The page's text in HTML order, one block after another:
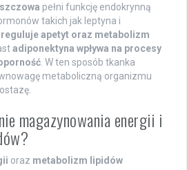
pełni funkcję endokrynną
takich jak leptyna i
reguluje apetyt oraz metabolizm
adiponektyna wpływa na procesy
. W ten sposób tkanka
metaboliczną organizmu
magazynowania energii i
oraz metabolizm lipidów